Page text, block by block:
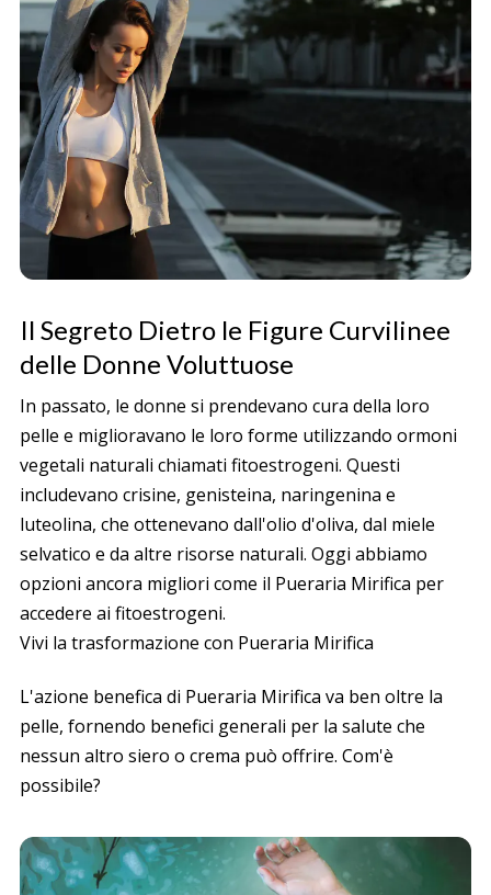
Il Segreto Dietro le Figure Curvilinee
delle Donne Voluttuose
In passato, le donne si prendevano cura della loro
pelle e miglioravano le loro forme utilizzando ormoni
vegetali naturali chiamati fitoestrogeni. Questi
includevano crisine, genisteina, naringenina e
luteolina, che ottenevano dall'olio d'oliva, dal miele
selvatico e da altre risorse naturali. Oggi abbiamo
opzioni ancora migliori come il Pueraria Mirifica per
accedere ai fitoestrogeni.
Vivi la trasformazione con Pueraria Mirifica
L'azione benefica di Pueraria Mirifica va ben oltre la
pelle, fornendo benefici generali per la salute che
nessun altro siero o crema può offrire. Com'è
possibile?